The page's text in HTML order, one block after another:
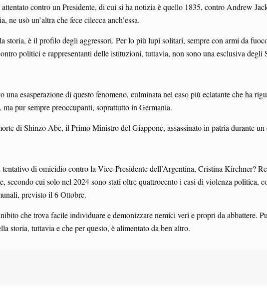
contro un Presidente, di cui si ha notizia è quello 1835, contro Andrew
usò un’altra che fece cilecca anch’essa.
storia, è il profilo degli aggressori. Per lo più lupi solitari, sempre con armi da
politici e rappresentanti delle istituzioni, tuttavia, non sono una esclusiva degli
esasperazione di questo fenomeno, culminata nel caso più eclatante che ha
pur sempre preoccupanti, soprattutto in Germania.
di Shinzo Abe, il Primo Ministro del Giappone, assassinato in patria durante
di omicidio contro la Vice-Presidente dell’Argentina, Cristina Kirchner?
secondo cui solo nel 2024 sono stati oltre quattrocento i casi di violenza politica,
previsto il 6 Ottobre.
che trova facile individuare e demonizzare nemici veri e propri da abbattere.
storia, tuttavia e che per questo, è alimentato da ben altro.